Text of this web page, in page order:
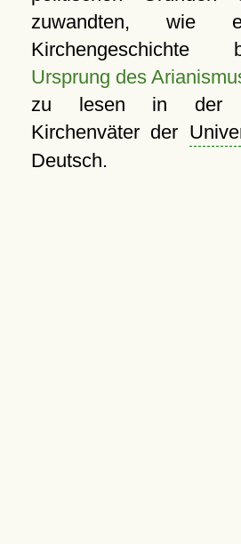
zuwandten,
Ursprung des
zu lesen in der
Kirchenväter der
Deutsch.